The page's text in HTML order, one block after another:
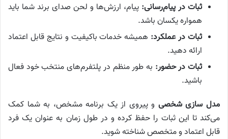
ثبات در پیام‌رسانی: پیام، ارزش‌ها و لحن صدای برند شما باید
همواره یکسان باشد.
ثبات در عملکرد: همیشه خدمات باکیفیت و نتایج قابل اعتماد
ارائه دهید.
ثبات در حضور: به طور منظم در پلتفرم‌های منتخب خود فعال
باشید.
مدل سازی شخصی و پیروی از یک برنامه مشخص، به شما کمک
می‌کند تا این ثبات را حفظ کرده و در طول زمان به عنوان یک فرد
قابل اعتماد و متخصص شناخته شوید.